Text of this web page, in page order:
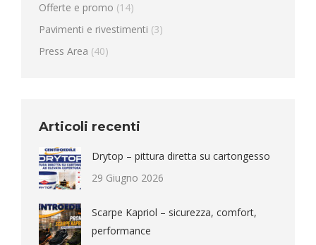
Offerte e promo (14)
Pavimenti e rivestimenti (3)
Press Area (40)
Articoli recenti
Drytop – pittura diretta su cartongesso
29 Giugno 2026
Scarpe Kapriol – sicurezza, comfort,
performance